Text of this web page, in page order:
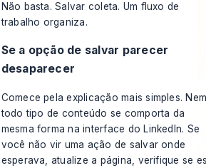
Não basta. Salvar coleta. Um fluxo de
trabalho organiza.
Se a opção de salvar parecer
desaparecer
Comece pela explicação mais simples.
todo tipo de conteúdo se comporta da
mesma forma na interface do LinkedIn. Se
você não vir uma ação de salvar onde
esperava, atualize a página, verifique se